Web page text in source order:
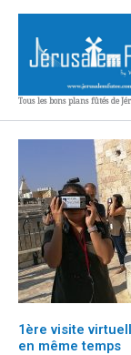
Aller
contenu
Tous les bons plans fûtés de
1ère visite
en même temps